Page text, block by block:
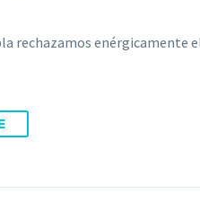
rechazamos